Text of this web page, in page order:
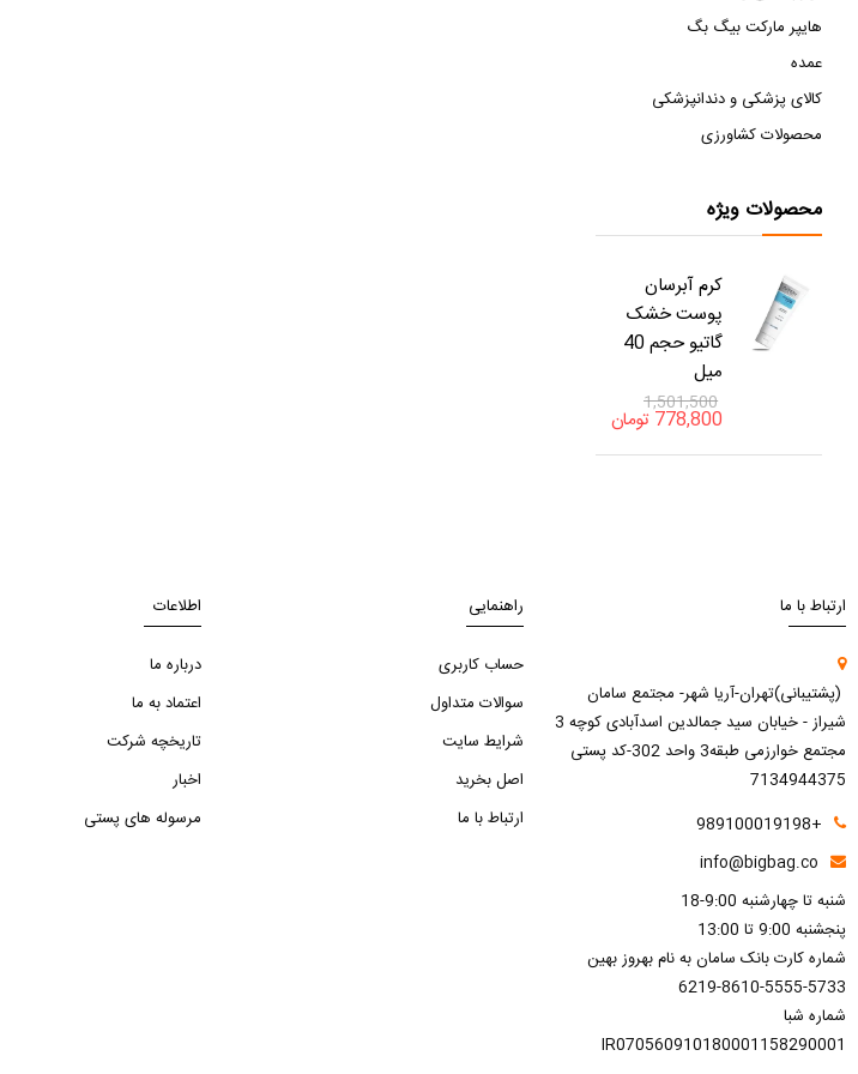
هایپر مارکت بیگ بگ
عمده
کالای پزشکی و دندانپزشکی
محصولات کشاورزی
محصولات ویژه
کرم آبرسان
پوست خشک
گاتیو حجم 40
میل
1,501,500
778,800 تومان
ارتباط با ما
(پشتیبانی)تهران-آریا شهر- مجتمع سامان
شیراز - خیابان سید جمالدین اسدآبادی کوچه 3
مجتمع خوارزمی طبقه3 واحد 302-کد پستی
7134944375
+989100019198
info@bigbag.co
شنبه تا چهارشنبه 9:00-18
پنجشنبه 9:00 تا 13:00
شماره کارت بانک سامان به نام بهروز بهین
6219-8610-5555-5733
شماره شبا
IR070560910180001158290001
راهنمایی
حساب کاربری
سوالات متداول
شرایط سایت
اصل بخرید
ارتباط با ما
اطلاعات
درباره ما
اعتماد به ما
تاریخچه شرکت
اخبار
مرسوله های پستی